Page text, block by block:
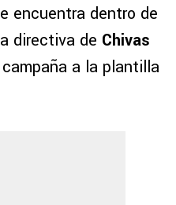
encuentra dentro de
directiva de Chivas
a la plantilla